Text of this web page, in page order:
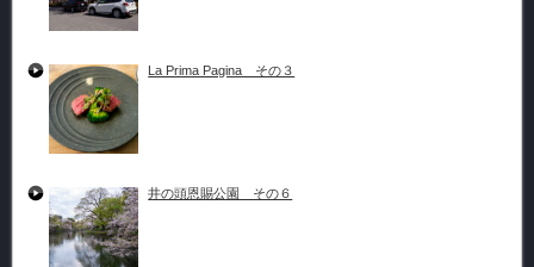
La Prima Pagina その３
井の頭恩賜公園 その６